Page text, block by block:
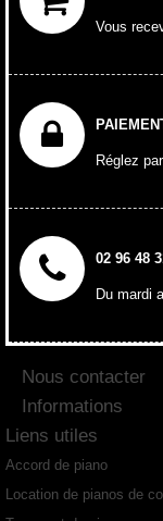
Vous
Réglez
02 96 48
Du mardi
Nous contacter
Informations
Liens utiles
Accord de piano
Location de pianos de